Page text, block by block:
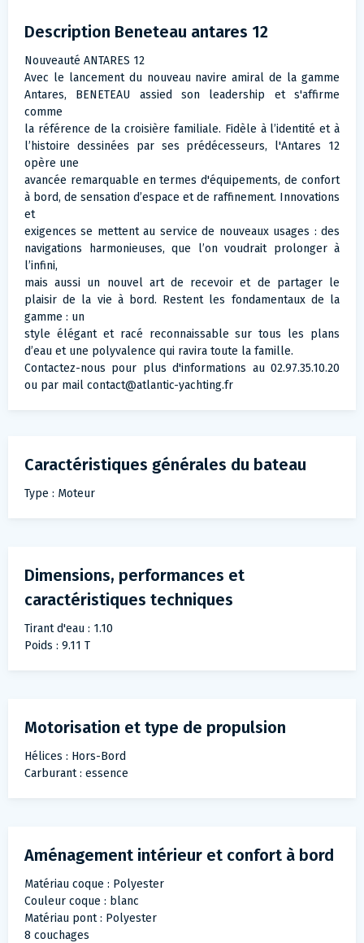
Description Beneteau antares 12
Nouveauté ANTARES 12
Avec le lancement du nouveau navire amiral de la gamme
Antares, BENETEAU assied son leadership et s'affirme
comme
la référence de la croisière familiale. Fidèle à l’identité et à
l’histoire dessinées par ses prédécesseurs, l'Antares 12
opère une
avancée remarquable en termes d'équipements, de confort
à bord, de sensation d’espace et de raffinement. Innovations
et
exigences se mettent au service de nouveaux usages : des
navigations harmonieuses, que l’on voudrait prolonger à
l’infini,
mais aussi un nouvel art de recevoir et de partager le
plaisir de la vie à bord. Restent les fondamentaux de la
gamme : un
style élégant et racé reconnaissable sur tous les plans
d’eau et une polyvalence qui ravira toute la famille.
Contactez-nous pour plus d'informations au 02.97.35.10.20
ou par mail contact@atlantic-yachting.fr
Caractéristiques générales du bateau
Type : Moteur
Dimensions, performances et
caractéristiques techniques
Tirant d'eau : 1.10
Poids : 9.11 T
Motorisation et type de propulsion
Hélices : Hors-Bord
Carburant : essence
Aménagement intérieur et confort à bord
Matériau coque : Polyester
Couleur coque : blanc
Matériau pont : Polyester
8 couchages